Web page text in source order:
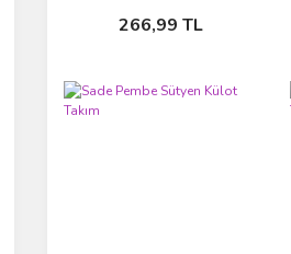
266,99 TL
Sepete Ekle